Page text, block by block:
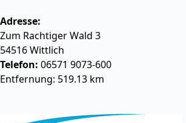
Adresse:
Zum Rachtiger Wald 3
54516Wittlich
Telefon: 06571 9073-600
Entfernung: 519.13 km